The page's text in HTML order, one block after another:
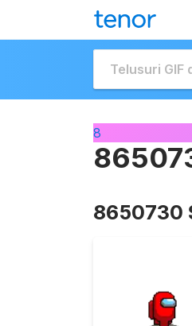
8
8650730